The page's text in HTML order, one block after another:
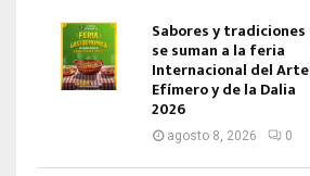
Sabores y tradiciones
se suman a la feria
Internacional del Arte
Efímero y de la Dalia
2026
agosto 8, 2026 0